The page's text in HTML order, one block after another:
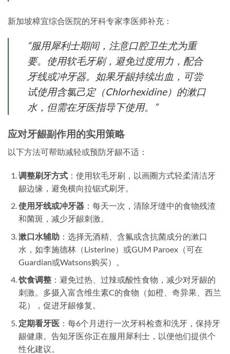
新加坡樟宜综合医院的牙科专家李医师补充：
“服用犀利士期间，注意口腔卫生尤为重
要。使用软毛牙刷，避免过度用力，配合
牙线或冲牙器。如果牙龈持续出血，可尝
试使用含氯己定（Chlorhexidine）的漱口
水，但需在牙医指导下使用。”
应对牙龈副作用的实用策略
以下方法可帮助减轻或预防牙龈不适：
调整刷牙方式：使用软毛牙刷，以画圈方式轻柔清洁牙
龈边缘，避免横向拉锯式刷牙。
使用牙线或冲牙器：每天一次，清除牙缝中的食物残渣
和菌斑，减少牙龈刺激。
漱口水辅助：选择无酒精、含氟或含抗菌成分的漱口
水，如李施德林（Listerine）或GUM Paroex（可在
Guardian或Watsons购买）。
饮食调整：避免过热、过辣或酸性食物，减少对牙龈的
刺激。多摄入富含维生素C的食物（如橙、奇异果、西兰
花），促进牙龈修复。
定期看牙医：每6个月进行一次牙科检查和洗牙，保持牙
龈健康。告知牙医你正在服用犀利士，以便他们提供个
性化建议。